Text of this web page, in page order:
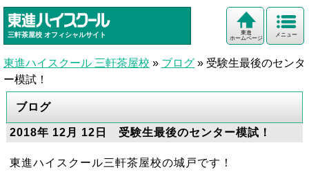
三軒茶屋校 オフィシャルサイト メニュー
東進
ホームページ
東進ハイスクール 三軒茶屋校 » ブログ » 受験生最後のセンタ
ー模試！
ブログ
2018年 12月 12日 受験生最後のセンター模試！
東進ハイスクール三軒茶屋校の城戸です！